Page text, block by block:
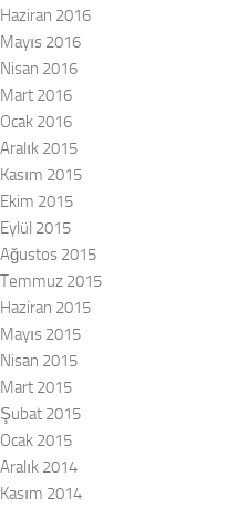
Haziran 2016
Mayıs 2016
Nisan 2016
Mart 2016
Ocak 2016
Aralık 2015
Kasım 2015
Ekim 2015
Eylül 2015
Ağustos 2015
Temmuz 2015
Haziran 2015
Mayıs 2015
Nisan 2015
Mart 2015
Şubat 2015
Ocak 2015
Aralık 2014
Kasım 2014